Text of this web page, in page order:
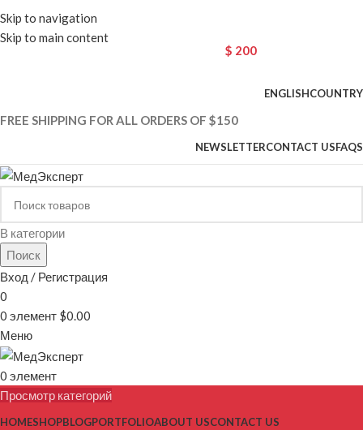
Skip to navigation
Skip to main content
$ 200
ENGLISHCOUNTRY
FREE SHIPPING FOR ALL ORDERS OF $150
NEWSLETTERCONTACT USFAQS
В категории
Поиск
Вход / Регистрация
0
0 элемент $0.00
Меню
0 элемент
Просмотр категорий
HOMESHOPBLOGPORTFOLIOABOUT USCONTACT US